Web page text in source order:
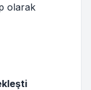
olarak